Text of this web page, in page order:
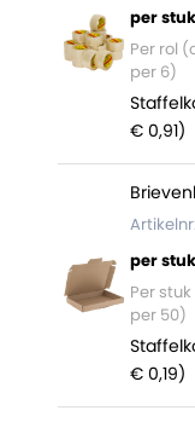
per
Per rol
per 6)
€ 0,91)
per
Per
per 50)
€ 0,19)